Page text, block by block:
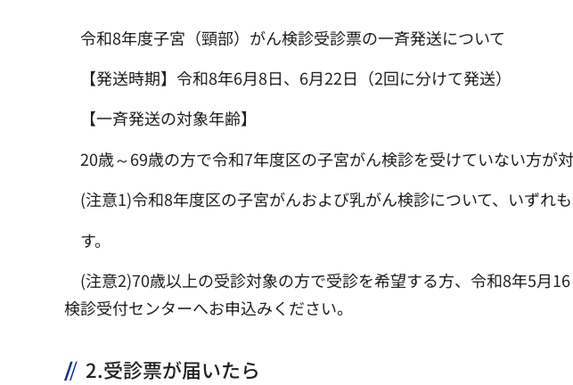
令和8年度子宮（頸部）がん検診受診票の一斉発送について
【発送時期】令和8年6月8日、6月22日（2回に分けて発送）
【一斉発送の対象年齢】
20歳～69歳の方で令和7年度区の子宮がん検診を受けていない方が
(注意1)令和8年度区の子宮がんおよび乳がん検診について、いずれ
す。
(注意2)70歳以上の受診対象の方で受診を希望する方、令和8年5月
検診受付センターへお申込みください。
2.受診票が届いたら